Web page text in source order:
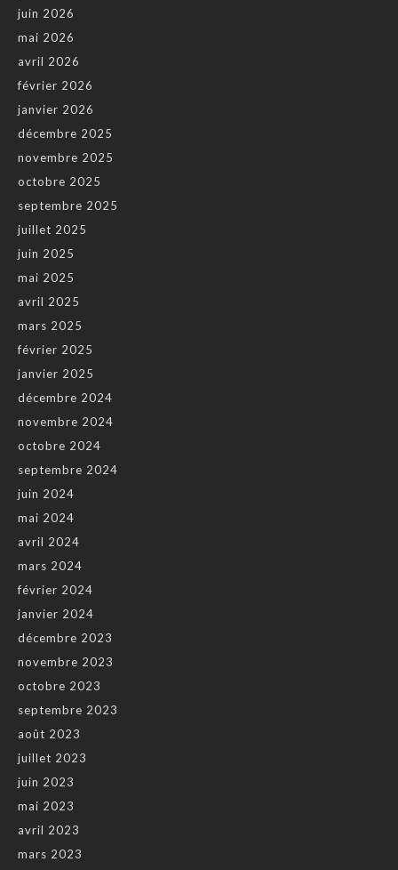
juin 2026
mai 2026
avril 2026
février 2026
janvier 2026
décembre 2025
novembre 2025
octobre 2025
septembre 2025
juillet 2025
juin 2025
mai 2025
avril 2025
mars 2025
février 2025
janvier 2025
décembre 2024
novembre 2024
octobre 2024
septembre 2024
juin 2024
mai 2024
avril 2024
mars 2024
février 2024
janvier 2024
décembre 2023
novembre 2023
octobre 2023
septembre 2023
août 2023
juillet 2023
juin 2023
mai 2023
avril 2023
mars 2023